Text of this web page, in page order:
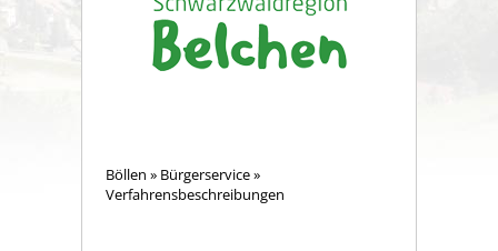
Böllen » Bürgerservice»
Verfahrensbeschreibungen